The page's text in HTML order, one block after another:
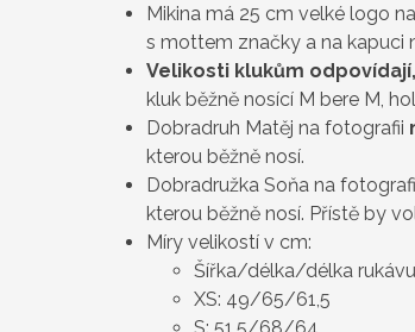
Mikina má 25 cm velké logo
s mottem značky a na kapuci
Velikosti klukům
kluk běžně nosící M bere M,
Dobradruh Matěj na fotografii
kterou běžně nosí.
Dobradružka Soňa na
kterou běžně nosí. Přístě by
Míry velikostí v cm:
Šířka/délka/délka rukávu
XS: 49/65/61,5